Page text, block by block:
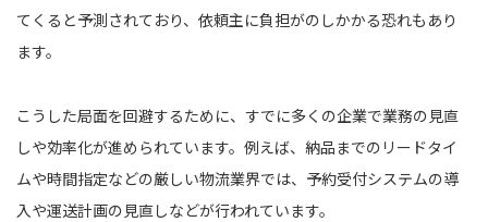
てくると予測されており、依頼主に負担がのしかかる恐れもあり
ます。
こうした局面を回避するために、すでに多くの企業で業務の見直
しや効率化が進められています。例えば、納品までのリードタイ
ムや時間指定などの厳しい物流業界では、予約受付システムの導
入や運送計画の見直しなどが行われています。